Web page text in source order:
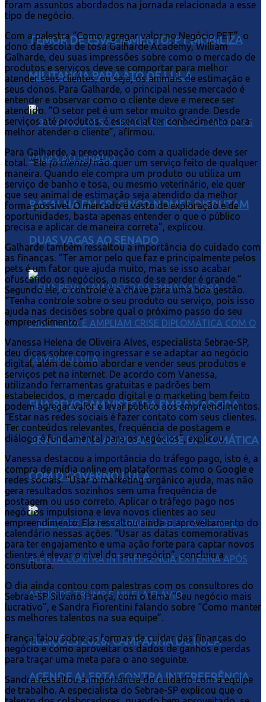
TEMOR DE ESVAZIAMENTO: PT MOBILIZA
MILITÂNCIA PARA ATO DE LULA
BATALHA EM SP: CINCO NOMES DISPUTAM
DUAS VAGAS AO SENADO
EUA REVOGAM VISTO DA EMBAIXADORA
BRASILEIRA E AMPLIAM CRISE DIPLOMÁTICA
COM O GOVERNO LULA
ELEIÇÕES 2026: CAMPANHA DE LULA
ACENDE ALERTA CONTRA INTERFERÊNCIA
foram assuntos abordados na jornada relacionada a esse
tipo de negócio.
Com a palestra “Como agregar valor no Negócio PET”, o
dono da escola de tosa Galharde Academy, William
Galharde, deu suas impressões sobre como o mercado de
produtos e serviços deve se comportar para melhor
atender seus clientes, ou seja, os animais de estimação e
seus donos. Para Galharde, o principal nesse mercado é
entender e observar como o cliente deve e merece ser
atendido. “O setor pet é um setor muito grande. Desde
serviços até produtos, é essencial ter conhecimento para
melhor atender o cliente”, afirmou.
Para Galharde, a preocupação com a qualidade deve ser
total. “Ele(o cliente)não quer um serviço feito de qualquer
maneira. Quando ele compra um produto ou utiliza um
serviço de banho e tosa, ou mesmo veterinário, ele quer
que seu animal de estimação seja atendido da melhor
forma possível. O mercado é vasto de exploração e de
oportunidades, basta apenas entender o que o público
precisa e aplicar de maneira correta”, explicou.
Galharde também ressaltou a importância do cuidado com
as finanças. “Ter amor pelo que faz e principalmente pelos
pets é um fator que ajuda muito, mas se isso acabar
ofuscando os negócios, o risco de se perder é grande.”
Segundo ele, o controle é a chave para uma boa gestão.
“Tenha controle sobre o seu produto ou serviço, pois isso
ajuda nas decisões sobre qual o próximo passo do seu
empreendimento.”
Vanessa Helena de Oliveira Alves, especialista Sebrae-SP,
deu dicas sobre como ingressar e se adaptar ao negócio
digital, além de como abordar e vender seus produtos e
serviços pet na internet. De acordo com Vanessa,
utilizando ferramentas gratuitas e padrões bem
estabelecidos, o mercado digital e o marketing bem feito
podem agregar valor e levar público aos empreendimentos.
“Estar nas redes sociais é fazer contato com seus clientes.
Ter conteúdos relevantes, frequência de postagem e
diálogo é fundamental para os negócios”, explicou.
Vanessa destacou a importância do tráfego pago, isto é, a
compra de mídia online em plataformas como o Google e
redes sociais. “Usar o marketing orgânico ajuda, mas não
gera resultados sozinhos sem uma frequência de
postagem ou uso correto. Aplicar o tráfego pago nos
negócios impulsiona e leva novos clientes ao seu
empreendimento. Ela ressaltou ainda o aproveitamento do
calendário nessas ações. “Usar as datas comemorativas
para ter engajamento e uma ação forte para captar novos
clientes é elevar o nível do seu negócio”, concluiu a
consultora.
O dia ainda contou com palestras com os consultores do
Sebrae-SP Silvano França, com o tema “Seu negócio mais
lucrativo”, e Sandra Fiorentini falando sobre “Como manter
os melhores talentos na sua equipe”.
França falou sobre as formas de cuidar das finanças do
negócio e como aproveitar os dados de ganhos e perdas
para traçar uma meta para o ano seguinte.
Sandra ressaltou a importância do cuidado com a equipe
de trabalho. A especialista do Sebrae-SP explicou que o